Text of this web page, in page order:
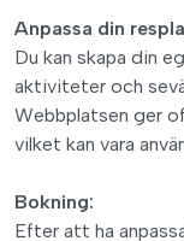
Anpassa din
Du kan skapa din
aktiviteter och
Webbplatsen ger
vilket kan vara
Bokning:
Efter att ha